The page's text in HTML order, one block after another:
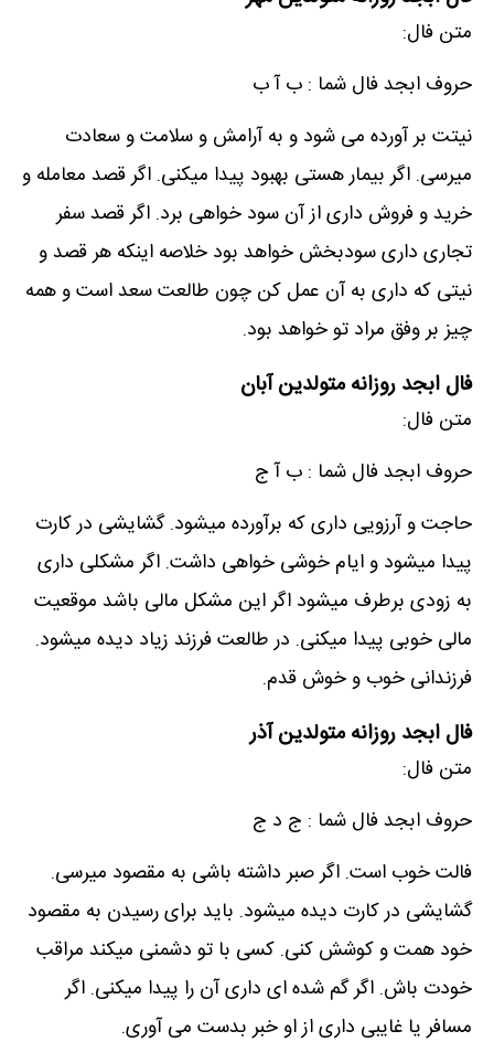
متن فال:
حروف ابجد فال شما : ب آ ب
نیتت بر آورده می شود و به آرامش و سلامت و سعادت
میرسی. اگر بیمار هستی بهبود پیدا میکنی. اگر قصد معامله و
خرید و فروش داری از آن سود خواهی برد. اگر قصد سفر
تجاری داری سودبخش خواهد بود خلاصه اینکه هر قصد و
نیتی که داری به آن عمل کن چون طالعت سعد است و همه
چیز بر وفق مراد تو خواهد بود.
فال ابجد روزانه متولدین آبان
متن فال:
حروف ابجد فال شما : ب آ ج
حاجت و آرزویی داری که برآورده میشود. گشایشی در کارت
پیدا میشود و ایام خوشی خواهی داشت. اگر مشکلی داری
به زودی برطرف میشود اگر این مشکل مالی باشد موقعیت
مالی خوبی پیدا میکنی. در طالعت فرزند زیاد دیده میشود.
فرزندانی خوب و خوش قدم.
فال ابجد روزانه متولدین آذر
متن فال:
حروف ابجد فال شما : ج د ج
فالت خوب است. اگر صبر داشته باشی به مقصود میرسی.
گشایشی در کارت دیده میشود. باید برای رسیدن به مقصود
خود همت و کوشش کنی. کسی با تو دشمنی میکند مراقب
خودت باش. اگر گم شده ای داری آن را پیدا میکنی. اگر
مسافر یا غایبی داری از او خبر بدست می آوری.